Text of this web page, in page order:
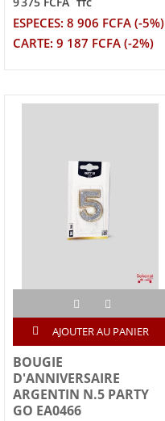
TTC
ESPECES: 8 906 FCFA (-5%)
CARTE: 9 187 FCFA (-2%)
AJOUTER AU PANIER
BOUGIE
D'ANNIVERSAIRE
ARGENTIN N.5 PARTY
GO EA0466